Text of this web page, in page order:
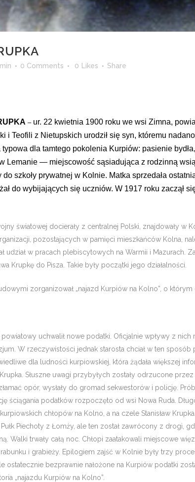
0 Comments 0 Likes Share
– ur. 22 kwietnia 1900 roku we wsi Zimna,
i Teofili z Nietupskich urodził się syn, któremu
typowa dla tam­tego pokolenia Kurpiów: pasienie
Lemanie — miejscowość sąsiadująca z rodzinną
do szkoły prywatnej w Kolnie. Matka sprze­dała
do wybijających się uczniów. W 1917 roku zaczął
światowej docierały z centralnej Polski, znajdowały w
pozo­stających w pamięci mieszkańców Kolna,
udział w pracach plebiscyto­wych na Warmii i Mazurach.
Krupkę do Pisza. Takie były początki jego działalności.
zorganizował „najazd Kurpiów na Ko­lno”, o
uchwalił nowe podatki. Oficjalnie wpływy z
W rze­czywistości jednak starosta chciał w ten
dla ludności kurpiow­skiej, która żądała większej
Słuszne uwagi przybyłych zostały odrzu­cone
opór, wy­słały do gromad sekwestorów i policję.
ściągania podatków rozpoczęto od wsi Nowa Ruda.
chłopów na Kolno, a na czele Stani­sław
Piechoty z Łom­ży, ale ten został zawrócony z drogi,
Walki trwały całą noc. Chłopi zaatakowali miejscowe
i grabieży. Epilogiem zajść w Kolnie były trzy
ostatecznie bezprawnie nałożone na Kurpiów podatki
„najazdu Kurpiów na Kolno”.